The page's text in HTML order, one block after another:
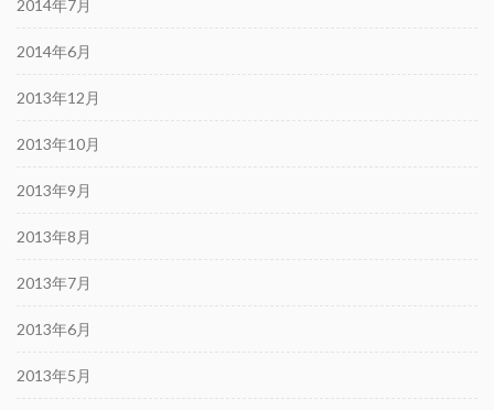
2014年7月
2014年6月
2013年12月
2013年10月
2013年9月
2013年8月
2013年7月
2013年6月
2013年5月